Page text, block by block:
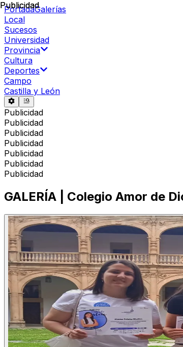
PortadaGalerías
Local
Sucesos
Universidad
Provincia
Cultura
Deportes
Campo
Castilla y León
Publicidad
Publicidad
Publicidad
Publicidad
Publicidad
Publicidad
Publicidad
Publicidad
GALERÍA | Colegio Amor de
Publicidad